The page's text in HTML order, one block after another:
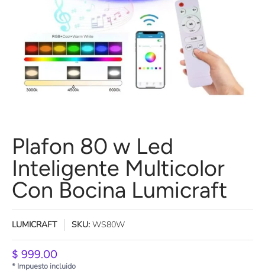
Plafon 80 w Led
Inteligente Multicolor
Con Bocina Lumicraft
LUMICRAFT SKU: WS80W
$ 999.00
* Impuesto incluido